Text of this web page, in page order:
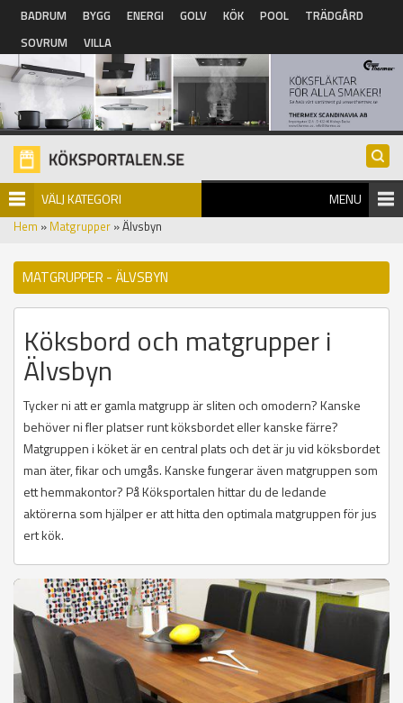
Hoppa till huvudinnehåll
BADRUM BYGG ENERGI GOLV KÖK POOL
TRÄDGÅRD
SOVRUM
VILLA
VÄLJ KATEGORI MENU
Hem » Matgrupper » Älvsbyn
MATGRUPPER - ÄLVSBYN
Köksbord och matgrupper i
Älvsbyn
Tycker ni att er gamla matgrupp är sliten och omodern? Kanske
behöver ni fler platser runt köksbordet eller kanske färre?
Matgruppen i köket är en central plats och det är ju vid köksbordet
man äter, fikar och umgås. Kanske fungerar även matgruppen som
ett hemmakontor? På Köksportalen hittar du de ledande
aktörerna som hjälper er att hitta den optimala matgruppen för jus
ert kök.